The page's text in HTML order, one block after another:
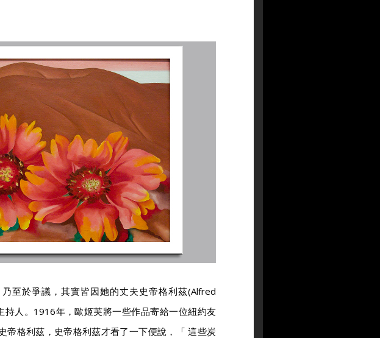
至於爭議，其實皆因她的丈夫史帝格利茲(Alfred
人。1916年，歐姬芙將一些作品寄給一位紐約友
帝格利茲，史帝格利茲才看了一下便說，「 這些炭